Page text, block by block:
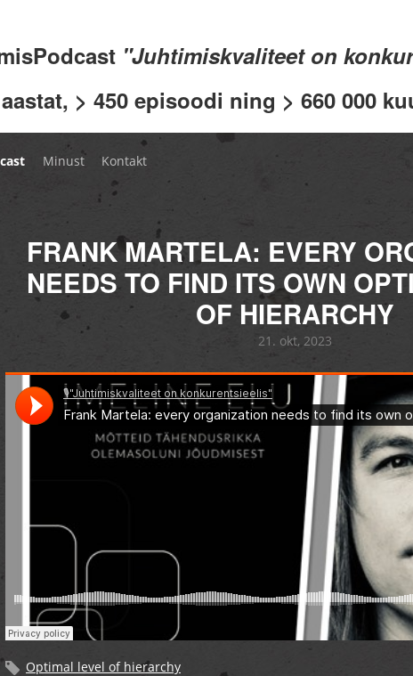
"Juhtimiskvaliteet on
> 450 episoodi ning > 660 000
Minust Kontakt
FRANK MARTELA: EVERY
NEEDS TO FIND ITS OWN
OF HIERARCHY
21. okt, 2023
Optimal level of hierarchy